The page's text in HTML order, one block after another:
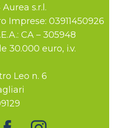
s.r.l.
Imprese: 03911450926
CA – 305948
30.000 euro, i.v.
Leo n. 6